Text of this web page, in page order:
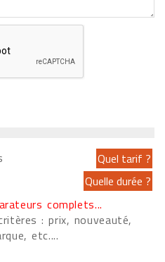
complets...
: prix, nouveauté,
etc....